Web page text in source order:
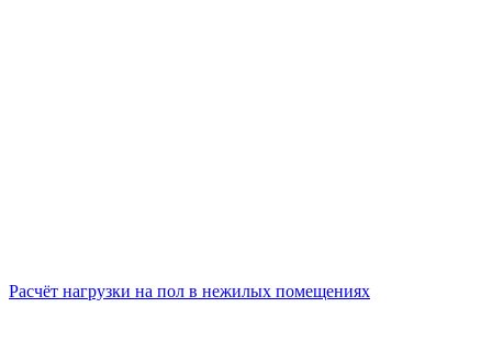
Расчёт нагрузки на пол в нежилых помещениях